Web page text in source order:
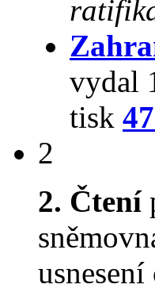
vydal
tisk
2
2. Čtení
usnesení